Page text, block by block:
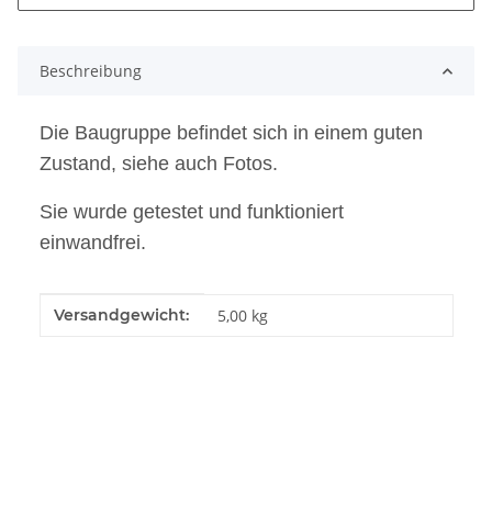
Beschreibung
Die Baugruppe befindet sich in einem guten
Zustand, siehe auch Fotos.
Sie wurde getestet und funktioniert
einwandfrei.
Produkteigenschaft
Wert
Versandgewicht: 5,00 kg